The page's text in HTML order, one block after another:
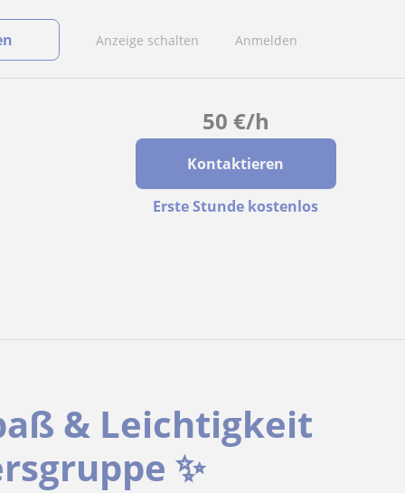
Anzeige schalten Anmelden
50 €/h
Kontaktieren
Erste Stunde kostenlos
& Leichtigkeit
✨